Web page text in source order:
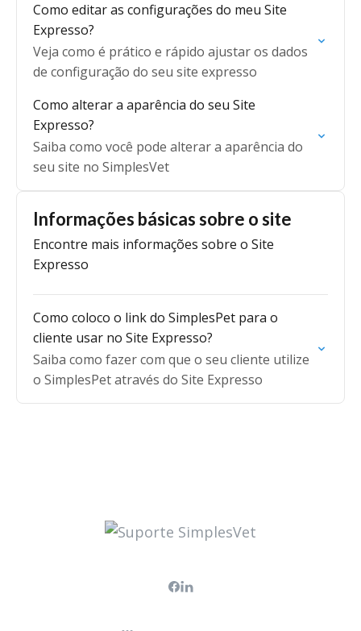
Como editar as configurações do meu Site
Expresso?
Veja como é prático e rápido ajustar os dados
de configuração do seu site expresso
Como alterar a aparência do seu Site
Expresso?
Saiba como você pode alterar a aparência do
seu site no SimplesVet
Informações básicas sobre o site
Encontre mais informações sobre o Site
Expresso
Como coloco o link do SimplesPet para o
cliente usar no Site Expresso?
Saiba como fazer com que o seu cliente utilize
o SimplesPet através do Site Expresso